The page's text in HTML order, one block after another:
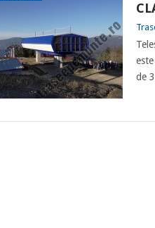
de